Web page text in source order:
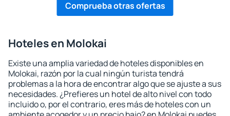
Comprueba otras ofertas
Hoteles en Molokai
Existe una amplia variedad de hoteles disponibles en
Molokai, razón por la cual ningún turista tendrá
problemas a la hora de encontrar algo que se ajuste a sus
necesidades. ¿Prefieres un hotel de alto nivel con todo
incluido o, por el contrario, eres más de hoteles con un